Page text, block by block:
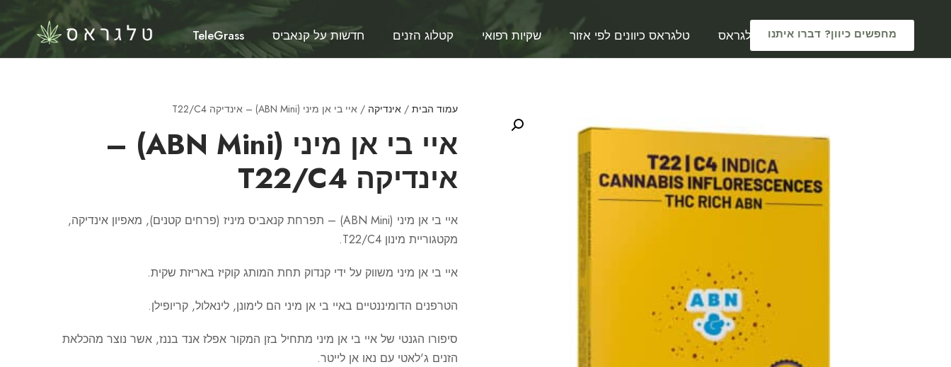
טלגראס טלגראס כיוונים לפי אזור שקיות רפואי קטלוג הזנים חדשות על קנאביס TeleGrass מחפשים כיוון? דברו איתנו
עמוד הבית/ אינדיקה / איי בי אן מיני (ABN Mini) – אינדיקה T22/C4
איי בי אן מיני (ABN Mini) –
אינדיקה T22/C4
איי בי אן מיני (ABN Mini) – תפרחת קנאביס מיניז (פרחים קטנים), מאפיון אינדיקה,
מקטגוריית מינון T22/C4.
איי בי אן מיני משווק על ידי קנדוק תחת המותג קוקיז באריזת שקית.
הטרפנים הדומיננטיים באיי בי אן מיני הם לימונן, לינאלול, קריופילן.
סיפורו הגנטי של איי בי אן מיני מתחיל בזן המקור אפלז אנד בננז, אשר נוצר מהכלאת
הזנים ג'לאטי עם נאו אן לייטר.